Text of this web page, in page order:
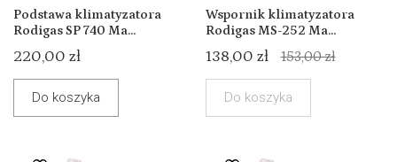
Podstawa klimatyzatora
Rodigas SP 740 Ma...
220,00 zł
Do koszyka
Wspornik klimatyzatora
Rodigas MS-252 Ma...
138,00 zł 153,00 zł
Do koszyka